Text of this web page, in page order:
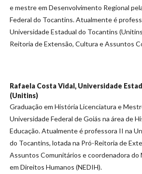
e mestre em Desenvolvimento Regional
Federal do Tocantins. Atualmente é
Universidade Estadual do Tocantins
Reitoria de Extensão, Cultura e Assuntos
Rafaela Costa Vidal, Universidade
(Unitins)
Graduação em História Licenciatura e
Universidade Federal de Goiás na área de
Educação. Atualmente é professora II na
do Tocantins, lotada na Pró-Reitoria de
Assuntos Comunitários e coordenadora do
em Direitos Humanos (NEDIH).